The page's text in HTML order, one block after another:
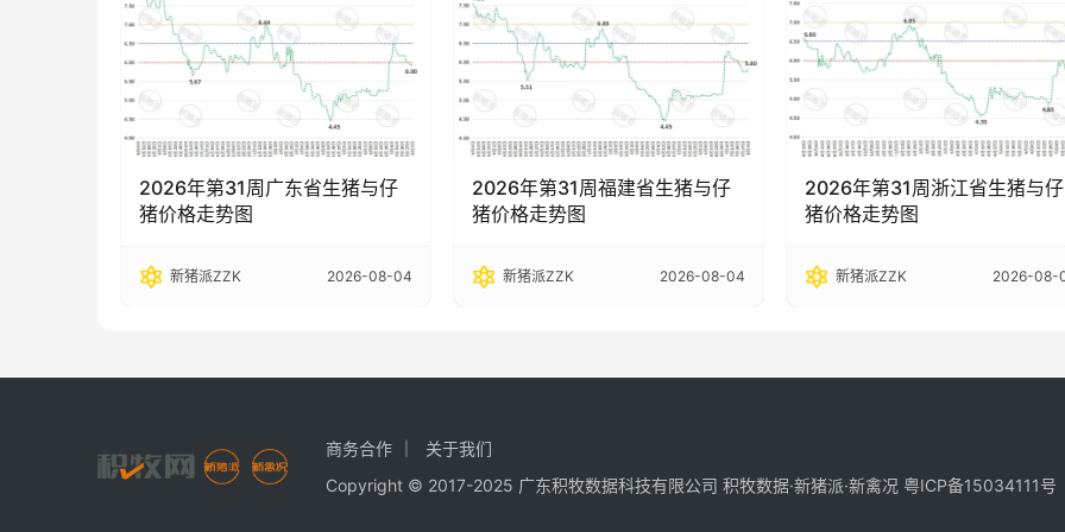
2026年第31周广东省生猪与仔
猪价格走势图
新猪派ZZK 2026-08-04
2026年第31周福建省生猪与仔
猪价格走势图
新猪派ZZK 2026-08-04
2026年第31周浙江省生猪与仔
猪价格走势图
新猪派ZZK 2026-08-
商务合作
关于我们
Copyright © 2017-2025 广东积牧数据科技有限公司 积牧数据·新猪派·新禽况 粤ICP备15034111号